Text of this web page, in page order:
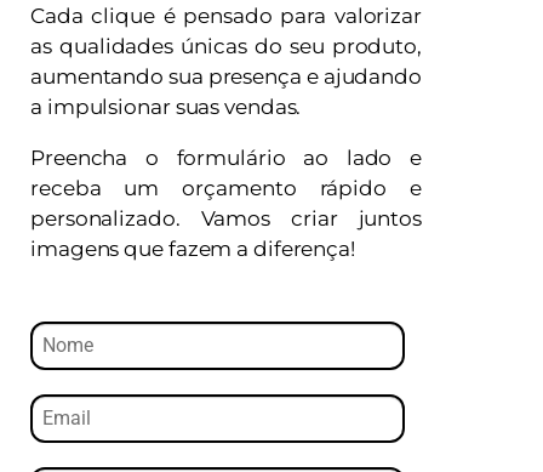
Cada clique é pensado para valorizar
as qualidades únicas do seu produto,
aumentando sua presença e ajudando
a impulsionar suas vendas.
Preencha o formulário ao lado e
receba um orçamento rápido e
personalizado. Vamos criar juntos
imagens que fazem a diferença!